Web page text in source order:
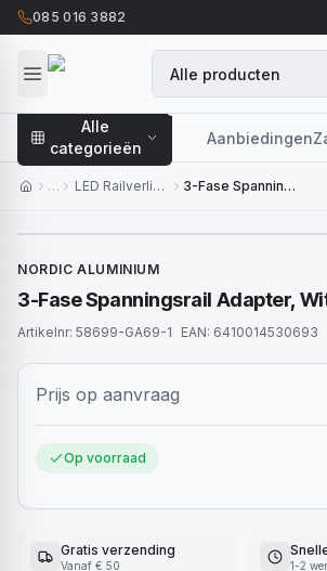
085 016 3882
Alle
categorieën
Aanbiedingen
… LED Railverlichting 3-Fase Spanningsrail Adapter, Wit
NORDIC ALUMINIUM
3-Fase Spanningsrail Adapter,
Artikelnr: 58699-GA69-1 EAN: 6410014530693
Prijs op aanvraag
Op voorraad
Gratis verzending
Vanaf € 50 1-2